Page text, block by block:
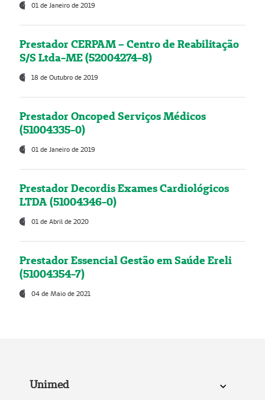
01 de Janeiro de 2019
Prestador CERPAM – Centro de Reabilitação
S/S Ltda-ME (52004274-8)
18 de Outubro de 2019
Prestador Oncoped Serviços Médicos
(51004335-0)
01 de Janeiro de 2019
Prestador Decordis Exames Cardiológicos
LTDA (51004346-0)
01 de Abril de 2020
Prestador Essencial Gestão em Saúde Ereli
(51004354-7)
04 de Maio de 2021
Unimed